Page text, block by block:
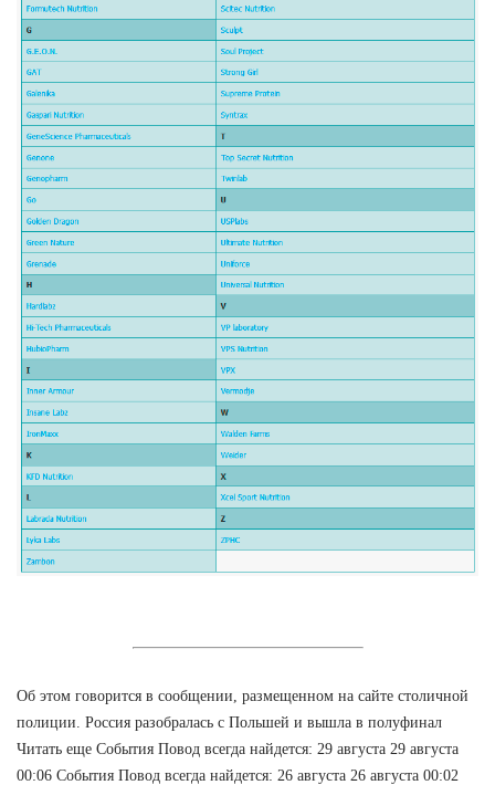
Об этом говорится в сообщении, размещенном на сайте столичной
полиции. Россия разобралась с Польшей и вышла в полуфинал
Читать еще События Повод всегда найдется: 29 августа 29 августа
00:06 События Повод всегда найдется: 26 августа 26 августа 00:02